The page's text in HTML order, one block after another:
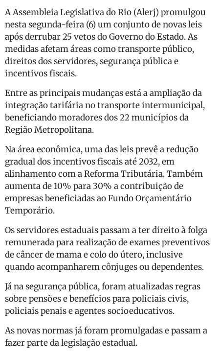
A Assembleia Legislativa do Rio (Alerj) promulgou
nesta segunda-feira (6) um conjunto de novas leis
após derrubar 25 vetos do Governo do Estado. As
medidas afetam áreas como transporte público,
direitos dos servidores, segurança pública e
incentivos fiscais.
Entre as principais mudanças está a ampliação da
integração tarifária no transporte intermunicipal,
beneficiando moradores dos 22 municípios da
Região Metropolitana.
Na área econômica, uma das leis prevê a redução
gradual dos incentivos fiscais até 2032, em
alinhamento com a Reforma Tributária. Também
aumenta de 10% para 30% a contribuição de
empresas beneficiadas ao Fundo Orçamentário
Temporário.
Os servidores estaduais passam a ter direito à folga
remunerada para realização de exames preventivos
de câncer de mama e colo do útero, inclusive
quando acompanharem cônjuges ou dependentes.
Já na segurança pública, foram atualizadas regras
sobre pensões e benefícios para policiais civis,
policiais penais e agentes socioeducativos.
As novas normas já foram promulgadas e passam a
fazer parte da legislação estadual.